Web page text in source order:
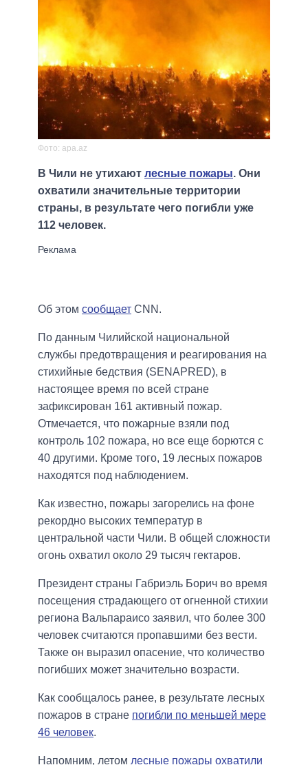
Фото: apa.az
В Чили не утихают лесные пожары. Они
охватили значительные территории
страны, в результате чего погибли уже
112 человек.
Об этом сообщает CNN.
По данным Чилийской национальной
службы предотвращения и реагирования на
стихийные бедствия (SENAPRED), в
настоящее время по всей стране
зафиксирован 161 активный пожар.
Отмечается, что пожарные взяли под
контроль 102 пожара, но все еще борются с
40 другими. Кроме того, 19 лесных пожаров
находятся под наблюдением.
Как известно, пожары загорелись на фоне
рекордно высоких температур в
центральной части Чили. В общей сложности
огонь охватил около 29 тысяч гектаров.
Президент страны Габриэль Борич во время
посещения страдающего от огненной стихии
региона Вальпараисо заявил, что более 300
человек считаются пропавшими без вести.
Также он выразил опасение, что количество
погибших может значительно возрасти.
Как сообщалось ранее, в результате лесных
пожаров в стране погибли по меньшей мере
46 человек.
Напомним, летом лесные пожары охватили